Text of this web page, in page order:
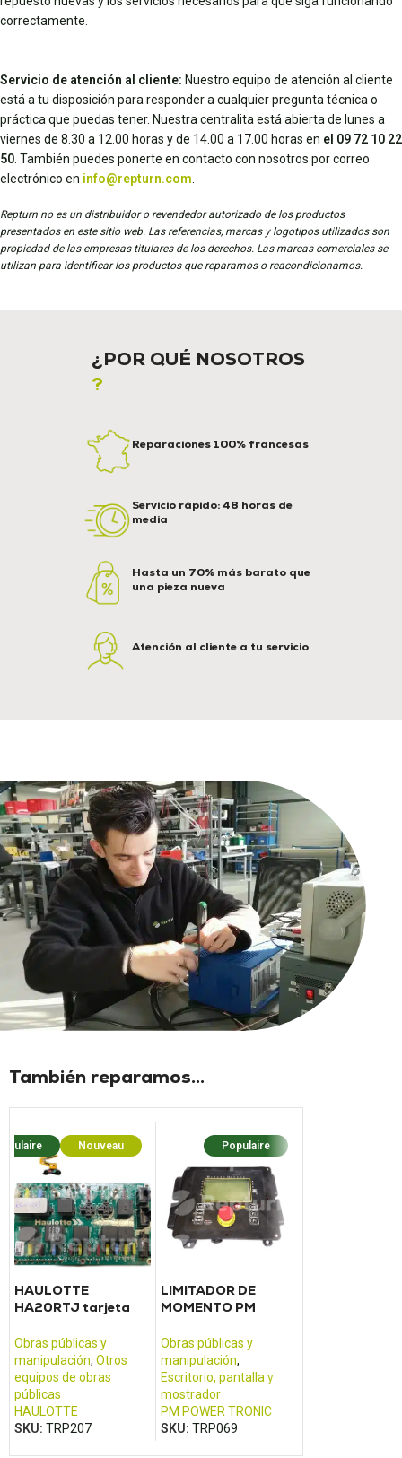
correctamente.
Servicio de atención al cliente: Nuestro equipo de atención al cliente
está a tu disposición para responder a cualquier pregunta técnica o
práctica que puedas tener. Nuestra centralita está abierta de lunes a
viernes de 8.30 a 12.00 horas y de 14.00 a 17.00 horas en el 09 72 10 22
50 . También puedes ponerte en contacto con nosotros por correo
electrónico en info@repturn.com
Repturn no es un distribuidor o revendedor autorizado de los productos
presentados en este sitio web. Las referencias, marcas y logotipos utilizados son
propiedad de las empresas titulares de los derechos. Las marcas comerciales se
utilizan para identificar los productos que reparamos o reacondicionamos.
¿POR QUÉ NOSOTROS
?
Reparaciones 100% francesas
Servicio rápido: 48 horas de
media
Hasta un 70% más barato que
una pieza nueva
Atención al cliente a tu servicio
También reparamos...
Nouveau
HAULOTTE
HA20RTJ tarjeta
Obras públicas y
manipulación, Otros
equipos de obras
públicas
HAULOTTE
SKU: TRP207
Populaire
LIMITADOR DE
MOMENTO PM
SER11062A_01
Obras públicas y
manipulación,
Escritorio, pantalla y
mostrador
PM POWER TRONIC
SKU: TRP069